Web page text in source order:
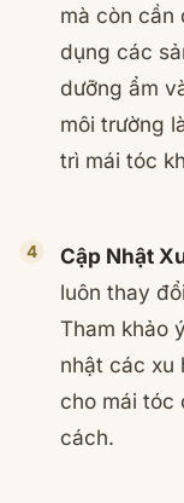
mà còn cần
dụng các
dưỡng ẩm
môi trường
trì mái tóc
Cập Nhật
luôn thay
Tham khảo
nhật các xu
cho mái tóc
cách.